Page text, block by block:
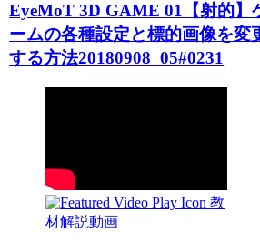
EyeMoT 3D GAME 01【射的】
ームの各種設定と標的画像を変
する方法20180908_05#0231
教
材解説動画